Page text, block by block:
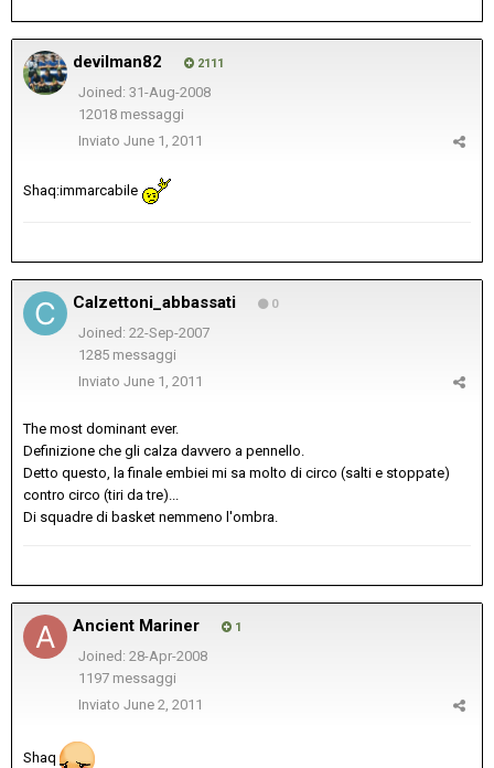
devilman82 2111
Joined: 31-Aug-2008
12018 messaggi
Inviato June 1, 2011
Shaq:immarcabile
Calzettoni_abbassati 0
Joined: 22-Sep-2007
1285 messaggi
Inviato June 1, 2011
The most dominant ever.
Definizione che gli calza davvero a pennello.
Detto questo, la finale embiei mi sa molto di circo (salti e stoppate)
contro circo (tiri da tre)...
Di squadre di basket nemmeno l'ombra.
Ancient Mariner 1
Joined: 28-Apr-2008
1197 messaggi
Inviato June 2, 2011
Shaq